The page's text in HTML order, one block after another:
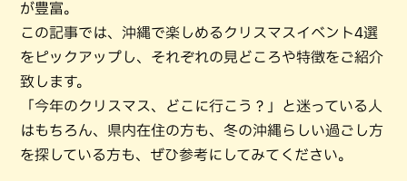
が豊富。
この記事では、沖縄で楽しめるクリスマスイベント4選
をピックアップし、それぞれの見どころや特徴をご紹介
致します。
「今年のクリスマス、どこに行こう？」と迷っている人
はもちろん、県内在住の方も、冬の沖縄らしい過ごし方
を探している方も、ぜひ参考にしてみてください。